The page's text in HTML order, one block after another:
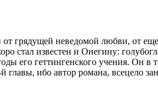
грядущей неведомой любви, от
стал известен и Онегину:
его геттингенского учения. Он в
ибо автор романа, всецело